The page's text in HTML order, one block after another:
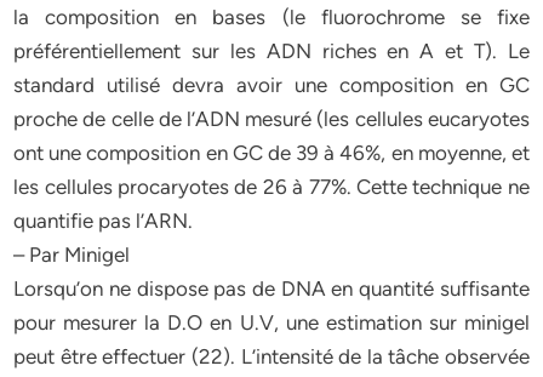
la composition en bases (le fluorochrome se fixe
préférentiellement sur les ADN riches en A et T). Le
standard utilisé devra avoir une composition en GC
proche de celle de l’ADN mesuré (les cellules eucaryotes
ont une composition en GC de 39 à 46%, en moyenne, et
les cellules procaryotes de 26 à 77%. Cette technique ne
quantifie pas l’ARN.
– Par Minigel
Lorsqu’on ne dispose pas de DNA en quantité suffisante
pour mesurer la D.O en U.V, une estimation sur minigel
peut être effectuer (22). L’intensité de la tâche observée